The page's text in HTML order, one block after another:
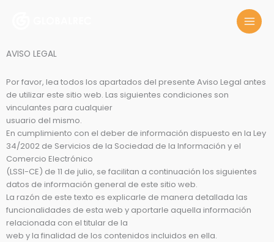
AVISO LEGAL
Por favor, lea todos los apartados del presente Aviso Legal antes
de utilizar este sitio web. Las siguientes condiciones son
vinculantes para cualquier
usuario del mismo.
En cumplimiento con el deber de información dispuesto en la Ley
34/2002 de Servicios de la Sociedad de la Información y el
Comercio Electrónico
(LSSI-CE) de 11 de julio, se facilitan a continuación los siguientes
datos de información general de este sitio web.
La razón de este texto es explicarle de manera detallada las
funcionalidades de esta web y aportarle aquella información
relacionada con el titular de la
web y la finalidad de los contenidos incluidos en ella.